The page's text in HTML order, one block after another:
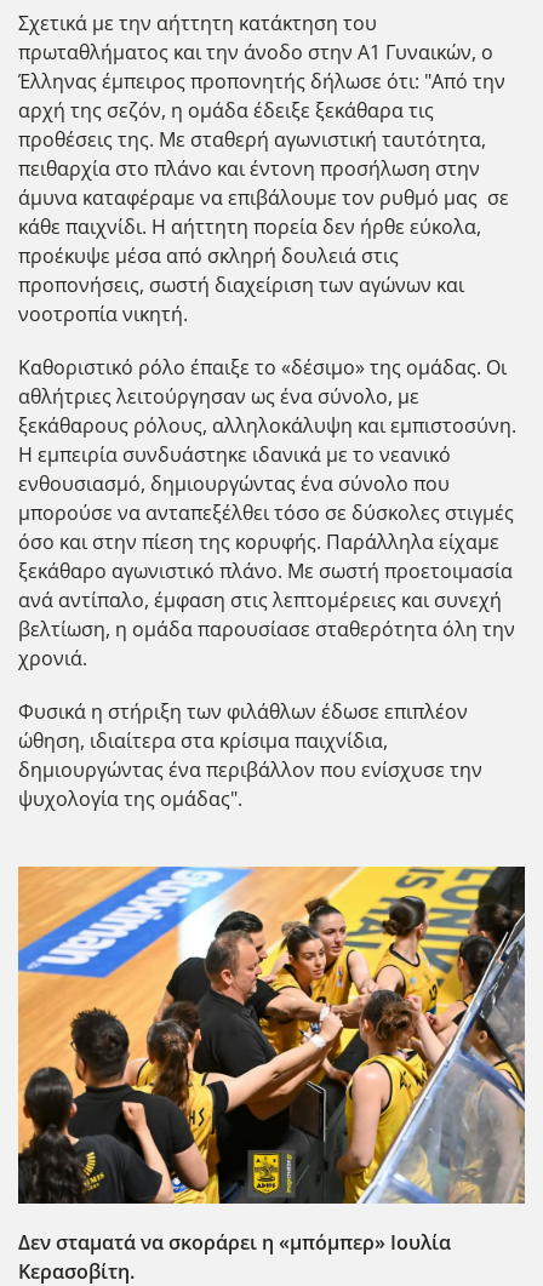
Σχετικά με την αήττητη κατάκτηση του
πρωταθλήματος και την άνοδο στην Α1 Γυναικών, ο
Έλληνας έμπειρος προπονητής δήλωσε ότι: "Από την
αρχή της σεζόν, η ομάδα έδειξε ξεκάθαρα τις
προθέσεις της. Με σταθερή αγωνιστική ταυτότητα,
πειθαρχία στο πλάνο και έντονη προσήλωση στην
άμυνα καταφέραμε να επιβάλουμε τον ρυθμό μας σε
κάθε παιχνίδι. Η αήττητη πορεία δεν ήρθε εύκολα,
προέκυψε μέσα από σκληρή δουλειά στις
προπονήσεις, σωστή διαχείριση των αγώνων και
νοοτροπία νικητή.
Καθοριστικό ρόλο έπαιξε το «δέσιμο» της ομάδας. Οι
αθλήτριες λειτούργησαν ως ένα σύνολο, με
ξεκάθαρους ρόλους, αλληλοκάλυψη και εμπιστοσύνη.
Η εμπειρία συνδυάστηκε ιδανικά με το νεανικό
ενθουσιασμό, δημιουργώντας ένα σύνολο που
μπορούσε να ανταπεξέλθει τόσο σε δύσκολες στιγμές
όσο και στην πίεση της κορυφής. Παράλληλα είχαμε
ξεκάθαρο αγωνιστικό πλάνο. Με σωστή προετοιμασία
ανά αντίπαλο, έμφαση στις λεπτομέρειες και συνεχή
βελτίωση, η ομάδα παρουσίασε σταθερότητα όλη την
χρονιά.
Φυσικά η στήριξη των φιλάθλων έδωσε επιπλέον
ώθηση, ιδιαίτερα στα κρίσιμα παιχνίδια,
δημιουργώντας ένα περιβάλλον που ενίσχυσε την
ψυχολογία της ομάδας".
Δεν σταματά να σκοράρει η «μπόμπερ» Ιουλία
Κερασοβίτη.